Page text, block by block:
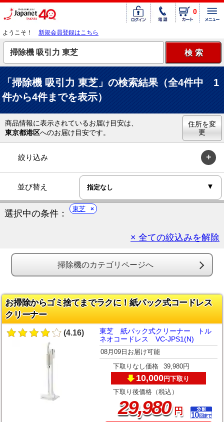
0
ようこそ！ 新規会員登録はこちら
「掃除機 吸引力 東芝」の検索結果（全4件中 1
件から4件までを表示）
商品情報に表示されているお届け目安は、
東京都港区へのお届け目安です。
住所を変
更
絞り込み
並び替え
選択中の条件： 東芝
× 全ての絞込みを解除
掃除機のカテゴリページへ
お掃除からゴミ捨てまでラクに！紙パック式コードレス
クリーナー
(4.16)
東芝 紙パック式クリーナー トル
ネオコードレス VC-JPS1(N)
08月09日お届け可能
下取りなし価格 39,980円
10,000円下取り
下取り後価格（税込）
29,980円